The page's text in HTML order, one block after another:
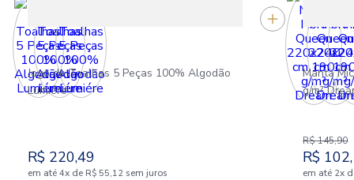
Jogo de Toalhas 5 Peças 100% Algodão
Lumiére
R$ 220,49
em até 4x de R$ 55,12 sem juros
Manta
g/m²
R$145,90
R$ 102,
em até 2x